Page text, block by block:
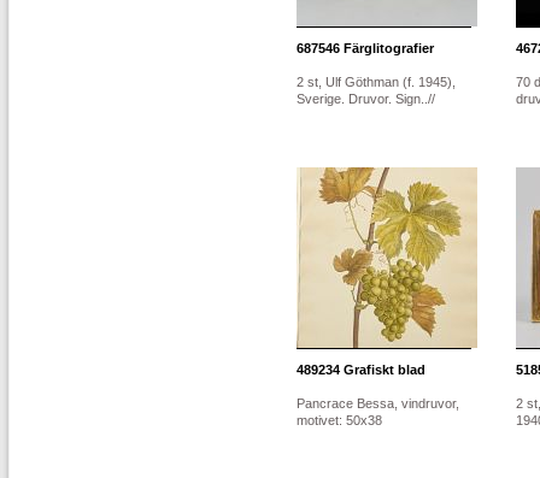
687546 Färglitografier
2 st, Ulf Göthman (f. 1945),
Sverige. Druvor. Sign..//
70
489234 Grafiskt blad
Pancrace Bessa, vindruvor,
motivet: 50x38
2